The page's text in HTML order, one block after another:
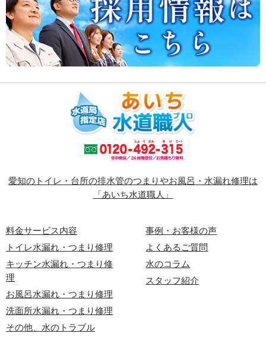
愛知のトイレ・台所の排水管のつまりやお風呂・水漏れ修理は
「あいち水道職人」
料金サービス内容
トイレ水漏れ・つまり修理
キッチン水漏れ・つまり修
理
お風呂水漏れ・つまり修理
洗面所水漏れ・つまり修理
その他、水のトラブル
事例・お客様の声
よくあるご質問
水のコラム
スタッフ紹介